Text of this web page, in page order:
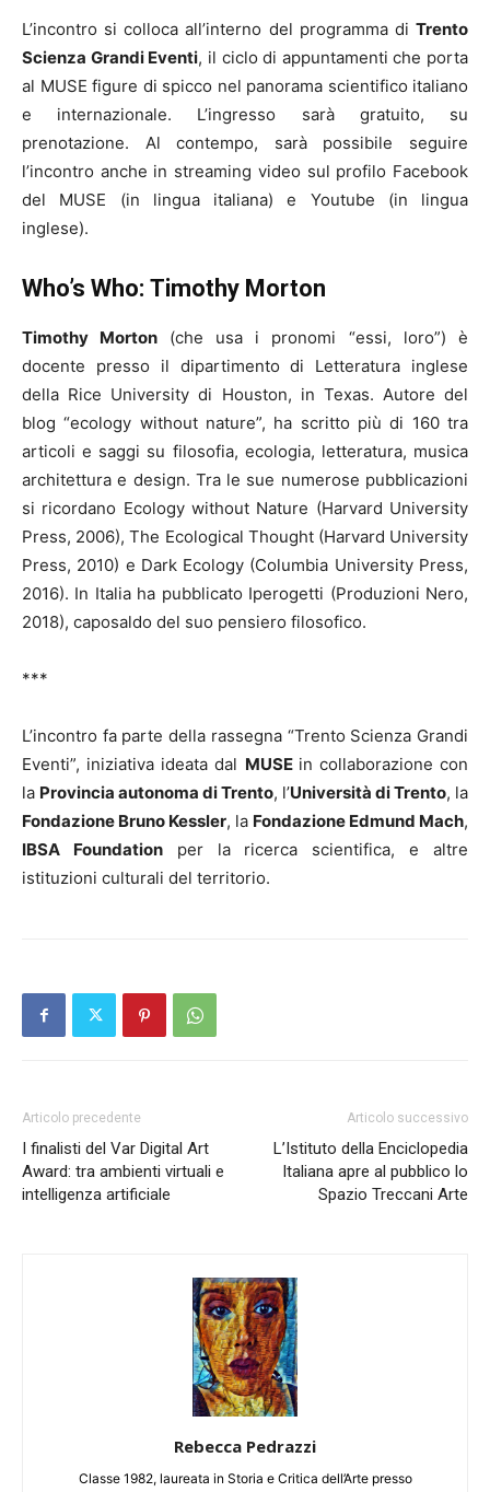
L’incontro si colloca all’interno del programma di Trento
Scienza Grandi Eventi, il ciclo di appuntamenti che porta
al MUSE figure di spicco nel panorama scientifico italiano
e internazionale. L’ingresso sarà gratuito, su
prenotazione. Al contempo, sarà possibile seguire
l’incontro anche in streaming video sul profilo Facebook
del MUSE (in lingua italiana) e Youtube (in lingua
inglese).
Who’s Who: Timothy Morton
Timothy Morton (che usa i pronomi “essi, loro”) è
docente presso il dipartimento di Letteratura inglese
della Rice University di Houston, in Texas. Autore del
blog “ecology without nature”, ha scritto più di 160 tra
articoli e saggi su filosofia, ecologia, letteratura, musica
architettura e design. Tra le sue numerose pubblicazioni
si ricordano Ecology without Nature (Harvard University
Press, 2006), The Ecological Thought (Harvard University
Press, 2010) e Dark Ecology (Columbia University Press,
2016). In Italia ha pubblicato Iperogetti (Produzioni Nero,
2018), caposaldo del suo pensiero filosofico.
***
L’incontro fa parte della rassegna “Trento Scienza Grandi
Eventi”, iniziativa ideata dal MUSE in collaborazione con
la Provincia autonoma di Trento, l’Università di Trento, la
Fondazione Bruno Kessler, la Fondazione Edmund Mach,
IBSA Foundationper la ricerca scientifica, e altre
istituzioni culturali del territorio.
Articolo precedente
I finalisti del Var Digital Art
Award: tra ambienti virtuali e
intelligenza artificiale
Articolo successivo
L’Istituto della Enciclopedia
Italiana apre al pubblico lo
Spazio Treccani Arte
Rebecca Pedrazzi
Classe 1982, laureata in Storia e Critica dell’Arte presso